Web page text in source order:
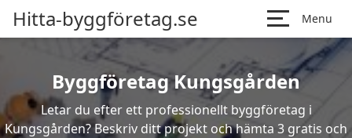
Hitta-byggföretag.se Menu
Byggföretag Kungsgården
Letar du efter ett professionellt byggföretag i
Kungsgården? Beskriv ditt projekt och hämta 3 gratis och